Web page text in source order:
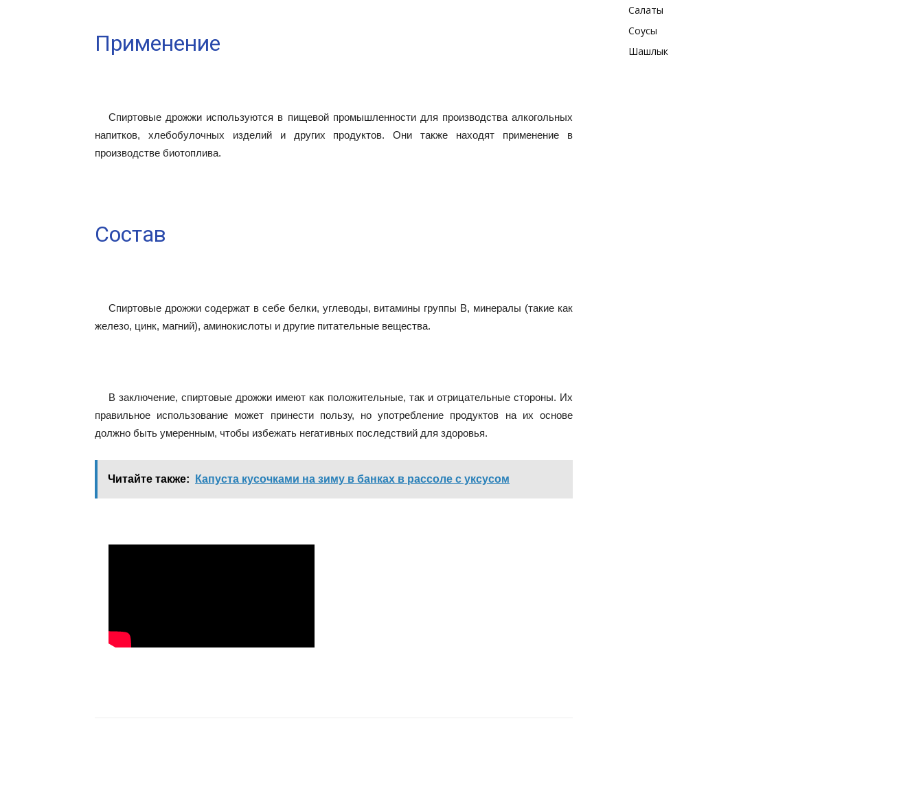
Применение
Спиртовые дрожжи используются в пищевой промышленности для производства алкогольных
напитков, хлебобулочных изделий и других продуктов. Они также находят применение в
производстве биотоплива.
Состав
Спиртовые дрожжи содержат в себе белки, углеводы, витамины группы В, минералы (такие как
железо, цинк, магний), аминокислоты и другие питательные вещества.
В заключение, спиртовые дрожжи имеют как положительные, так и отрицательные стороны. Их
правильное использование может принести пользу, но употребление продуктов на их основе
должно быть умеренным, чтобы избежать негативных последствий для здоровья.
Читайте также: Капуста кусочками на зиму в банках в рассоле с уксусом
Салаты
Соусы
Шашлык